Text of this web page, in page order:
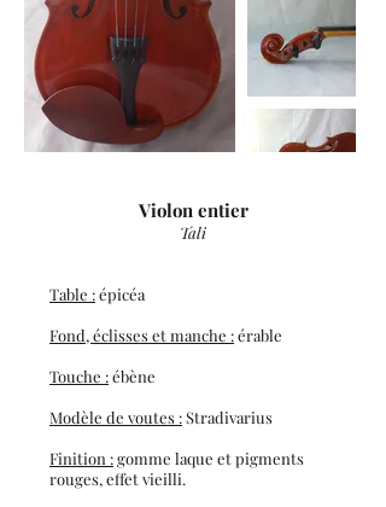
Violon entier
Tali
Table :épicéa
Fond, éclisses et manche :érable
Touche :ébène
Modèle de voutes :Stradivarius
Finition :gomme laque et pigments
rouges, effet vieilli.